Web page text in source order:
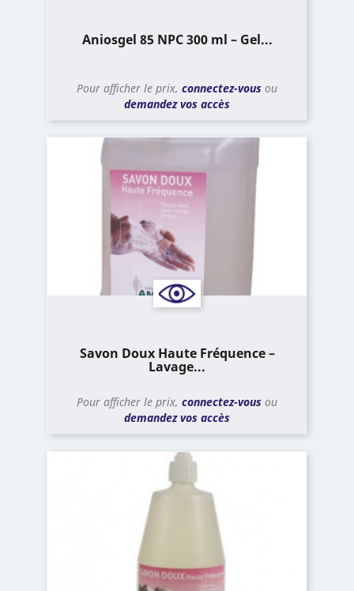
Aniosgel 85 NPC 300 ml – Gel...
Pour afficher le prix, connectez-vous ou
demandez vos accès
Savon Doux Haute Fréquence –
Lavage...
Pour afficher le prix, connectez-vous ou
demandez vos accès